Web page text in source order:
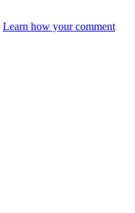
Learn how your comment